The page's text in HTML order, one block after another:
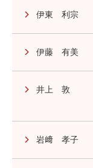
伊東 利宗
伊藤 有美
井上 敦
岩﨑 孝子